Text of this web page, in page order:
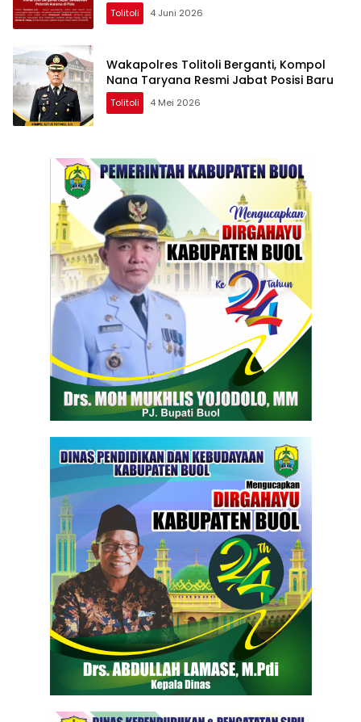
Tolitoli 4 Juni 2026
Wakapolres Tolitoli Berganti, Kompol
Nana Taryana Resmi Jabat Posisi Baru
Tolitoli 4 Mei 2026